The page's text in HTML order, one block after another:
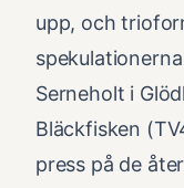
upp, och
Serneholt i
Bläckfisken
press på de